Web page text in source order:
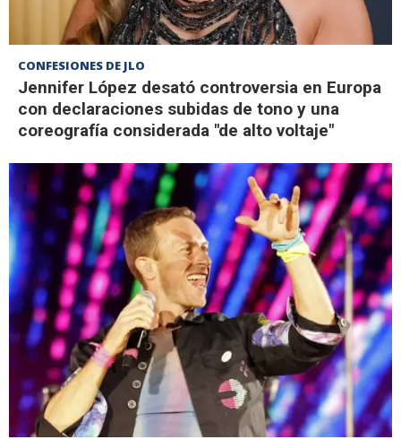
CONFESIONES DE JLO
Jennifer López desató controversia en Europa
con declaraciones subidas de tono y una
coreografía considerada "de alto voltaje"